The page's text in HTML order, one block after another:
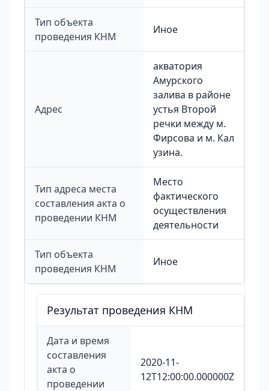
Тип объекта
проведения КНМ
Иное
Адрес
акватория
Амурского
залива в районе
устья Второй
речки между м.
Фирсова и м. Кал
узина.
Тип адреса места
составления акта о
проведении КНМ
Место
фактического
осуществления
деятельности
Тип объекта
проведения КНМ
Иное
Результат проведения КНМ
Дата и время
составления
акта о
проведении
2020-11-
12T12:00:00.000000Z